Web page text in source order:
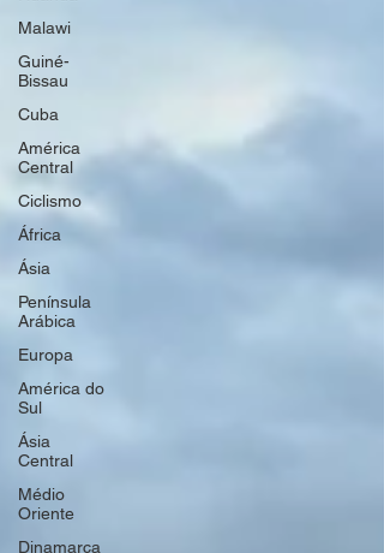
Malawi
Guiné-
Bissau
Cuba
América
Central
Ciclismo
África
Ásia
Península
Arábica
Europa
América do
Sul
Ásia
Central
Médio
Oriente
Dinamarca